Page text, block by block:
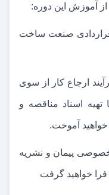
این دوره:
صنعت ساخت
ارجاع کار از سوی
اسناد مناقصه و
آموخت.
پیمان و نشریه